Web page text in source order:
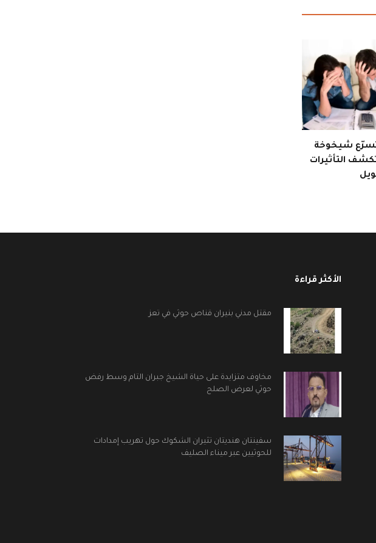
شيخوخة
التأثيرات
الأكثر قراءة
مقتل مدني بنيران قناص حوثي في تعز
مخاوف متزايدة على حياة الشيخ جبران التام وسط رفض
حوثي لعرض الصلح
سفينتان هنديتان تثيران الشكوك حول تهريب إمدادات
للحوثيين عبر ميناء الصليف